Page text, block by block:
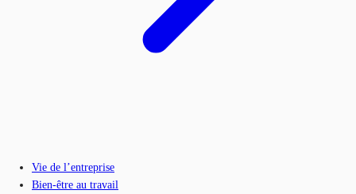
Vie de l’entreprise
Bien-être au travail